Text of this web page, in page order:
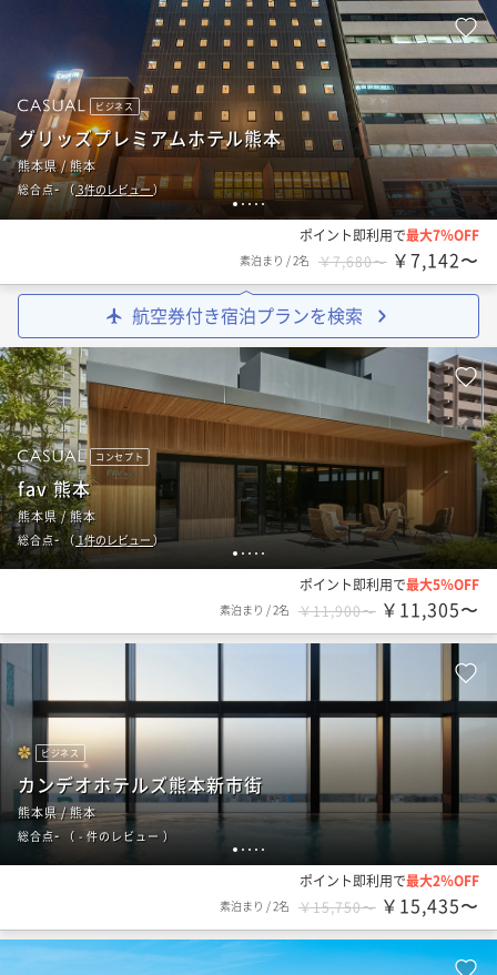
12345
ビジネス
グリッズプレミアムホテル熊本
熊本県 / 熊本
総合点-（3件のレビュー）
ポイント即利用で最大7％OFF
素泊まり /2名 ￥7,680〜 ￥7,142〜
航空券付き宿泊プランを検索
1 2 3 4 5
コンセプト
fav 熊本
熊本県 / 熊本
総合点- （1件のレビュー）
ポイント即利用で最大5％OFF
素泊まり /2名 ￥11,900〜 ￥11,305〜
1 2 3 4 5
ビジネス
カンデオホテルズ熊本新市街
熊本県 / 熊本
総合点- （ - 件のレビュー ）
ポイント即利用で最大2％OFF
素泊まり /2名 ￥15,750〜 ￥15,435〜